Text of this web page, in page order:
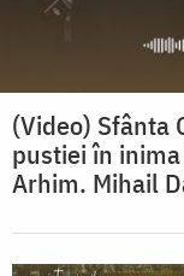
(Video) Sfânta
pustiei în
Arhim. Mihail